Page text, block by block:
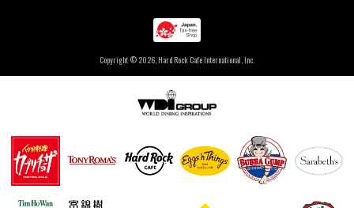
Copyright © 2026, Hard Rock Cafe International, Inc.